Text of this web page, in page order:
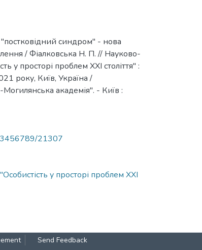
синдром" - нова
/ Фіалковська Н. П. // Науково-
у просторі проблем ХХІ століття" :
року, Київ, Україна /
академія". - Київ :
21307
у просторі проблем ХХІ
Send Feedback